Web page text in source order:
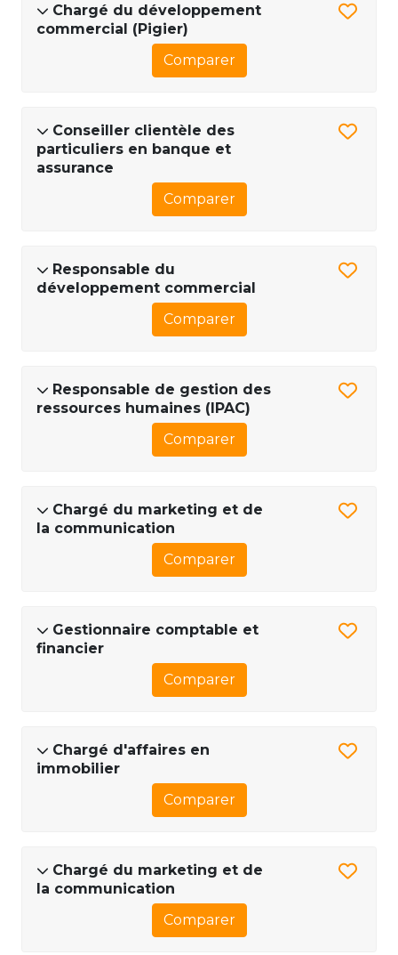
Chargé du développement
commercial (Pigier)
Comparer
Conseiller clientèle des
particuliers en banque et
assurance
Comparer
Responsable du
développement commercial
Comparer
Responsable de gestion des
ressources humaines (IPAC)
Comparer
Chargé du marketing et de
la communication
Comparer
Gestionnaire comptable et
financier
Comparer
Chargé d'affaires en
immobilier
Comparer
Chargé du marketing et de
la communication
Comparer